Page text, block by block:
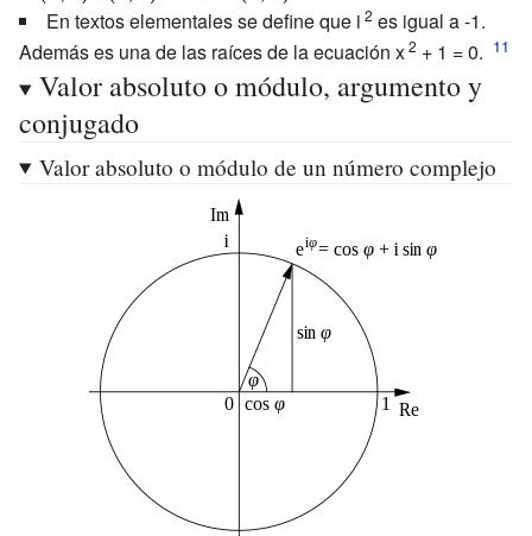
(0,1)\cdot
(0,1)=
(-1,0)=-1}
(a,0)\cdot
(0,1)=a\mathrm
{i} =(0,a)}
En textos elementales se define que i 2 es igual a -1.
Además es una de las raíces de la ecuación x2 + 1 = 0.
Valor absoluto o módulo, argumento y
conjugado
Valor absoluto o módulo de un número complejo